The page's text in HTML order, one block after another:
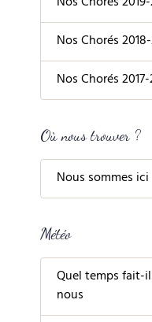
Nos Chorés
Nos Chorés
Où nous trouver ?
Nous sommes ici
Météo
Quel temps fait-
nous